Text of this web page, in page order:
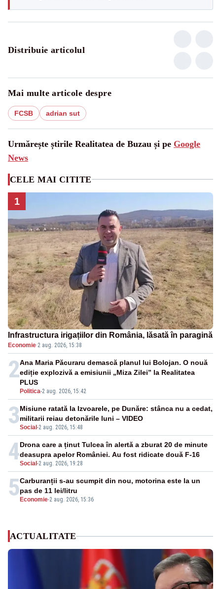
Distribuie articolul
Mai multe articole despre
FCSB adrian sut
Urmărește știrile Realitatea de Buzau și pe Google
News
CELE MAI CITITE
1
Infrastructura irigațiilor din România, lăsată în paragină
Economie·2 aug. 2026, 15:38
2
Politica-2 aug. 2026, 15:42
Ana Maria Păcuraru demască planul lui Bolojan. O nouă
ediție explozivă a emisiunii „Miza Zilei” la Realitatea
PLUS
3Social -2 aug. 2026, 15:48
Misiune ratată la Izvoarele, pe Dunăre: stânca nu a cedat,
militarii reiau detonările luni – VIDEO
4Social -2 aug. 2026, 19:28
Drona care a ținut Tulcea în alertă a zburat 20 de minute
deasupra apelor României. Au fost ridicate două F-16
5 Economie-2 aug. 2026, 15:36
Carburanții s-au scumpit din nou, motorina este la un
pas de 11 lei/litru
ACTUALITATE